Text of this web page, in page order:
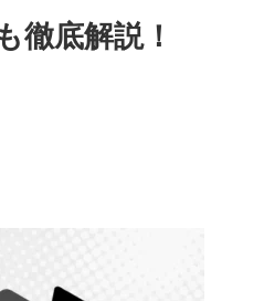
徹底解説！